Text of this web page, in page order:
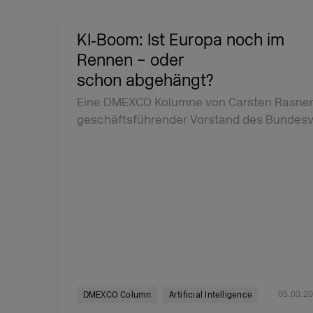
KI‑Boom: Ist Europa noch im
Rennen – oder
schon abgehängt?
Eine DMEXCO Kolumne von Carsten
geschäftsführender Vorstand des
DMEXCO Column Artificial Intelligence